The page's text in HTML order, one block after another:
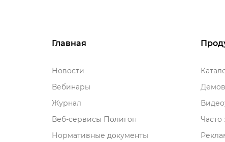
Главная
Новости
ебинары
Журнал
еб-сервисы Полигон
Нормативные документы